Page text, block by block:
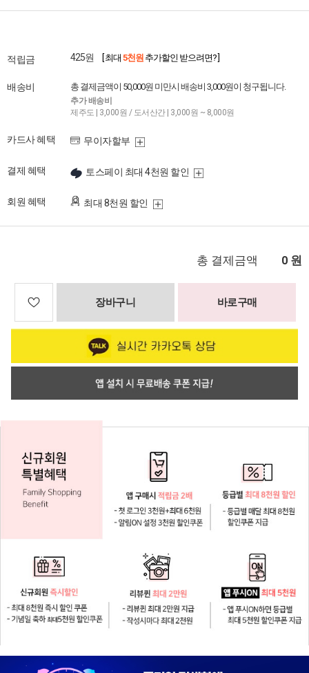
적립금 425원 [ 최대 5천원 추가할인 받으려면? ]
배송비 총 결제금액이 50,000원 미만시 배송비 3,000원이 청구됩니다.
추가 배송비
제주도 | 3,000원 / 도서산간 | 3,000원 ~ 8,000원
카드사 혜택 무이자할부
결제 혜택 토스페이 최대 4천원 할인
회원 혜택 최대 8천원 할인
총 결제금액 0 원
장바구니 바로구매